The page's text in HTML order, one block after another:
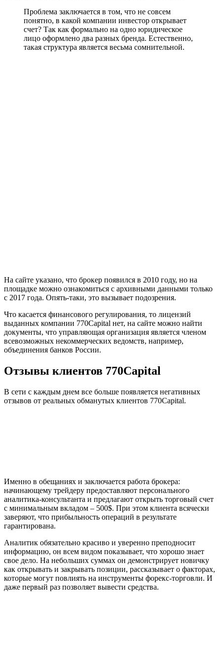
Проблема заключается в том, что не совсем
понятно, в какой компании инвестор открывает
счет? Так как формально на одно юридическое
лицо оформлено два разных бренда. Естественно,
такая структура является весьма сомнительной.
На сайте указано, что брокер появился в 2010 году, но на
площадке можно ознакомиться с архивными данными только
с 2017 года. Опять-таки, это вызывает подозрения.
Что касается финансового регулирования, то лицензий
выданных компании 770Capital нет, на сайте можно найти
документы, что управляющая организация является членом
всевозможных некоммерческих ведомств, например,
объединения банков России.
Отзывы клиентов 770Capital
В сети с каждым днем все больше появляется негативных
отзывов от реальных обманутых клиентов 770Capital.
Именно в обещаниях и заключается работа брокера:
начинающему трейдеру предоставляют персонального
аналитика-консультанта и предлагают открыть торговый счет
с минимальным вкладом – 500$. При этом клиента всячески
заверяют, что прибыльность операций в результате
гарантирована.
Аналитик обязательно красиво и уверенно преподносит
информацию, он всем видом показывает, что хорошо знает
свое дело. На небольших суммах он демонстрирует новичку
как открывать и закрывать позиции, рассказывает о факторах,
которые могут повлиять на инструменты форекс-торговли. И
даже первый раз позволяет вывести средства.